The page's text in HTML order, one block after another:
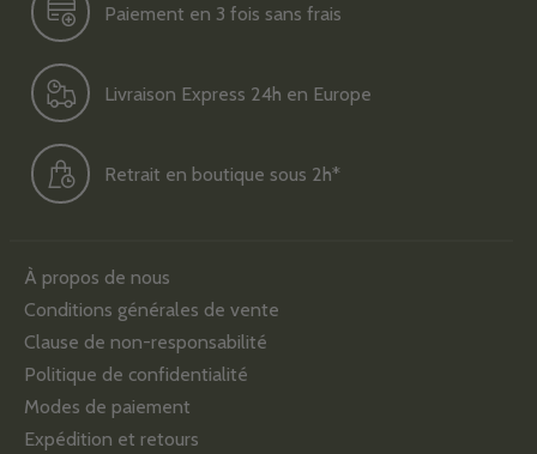
Paiement en 3 fois sans frais
Livraison Express 24h en Europe
Retrait en boutique sous 2h*
À propos de nous
Conditions générales de vente
Clause de non-responsabilité
Politique de confidentialité
Modes de paiement
Expédition et retours